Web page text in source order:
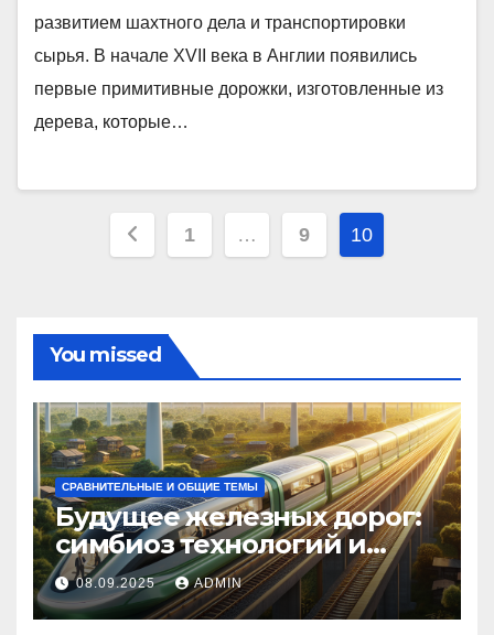
развитием шахтного дела и транспортировки
сырья. В начале XVII века в Англии появились
первые примитивные дорожки, изготовленные из
дерева, которые…
Пагинация
1 … 9 10
You missed
СРАВНИТЕЛЬНЫЕ И ОБЩИЕ ТЕМЫ
Будущее железных дорог:
симбиоз технологий и
экологии
08.09.2025 ADMIN